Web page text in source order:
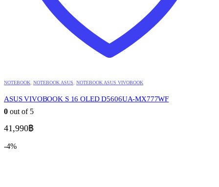
NOTEBOOK NOTEBOOK ASUS NOTEBOOK ASUS VIVOBOOK
ASUS VIVOBOOK S 16 OLED D5606UA-MX777WF
0 out of 5
41,990฿
-4%